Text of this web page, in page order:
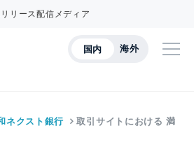
リース配信メディア
国内 海外
ネクスト銀行 取引サイトにおける 満